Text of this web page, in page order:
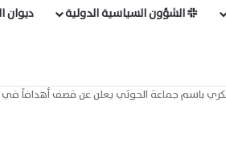
الشؤون السياسية الدولية ديوان
باسم جماعة الحوثي يعلن عن قصف أهدافاً في